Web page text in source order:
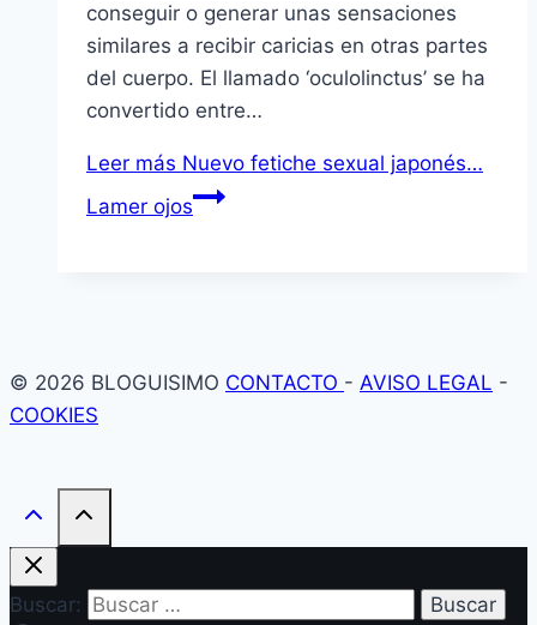
conseguir o generar unas sensaciones
similares a recibir caricias en otras partes
del cuerpo. El llamado ‘oculolinctus’ se ha
convertido entre…
Leer más Nuevo fetiche sexual japonés…
Lamer ojos
© 2026 BLOGUISIMO CONTACTO - AVISO LEGAL -
COOKIES
Buscar: